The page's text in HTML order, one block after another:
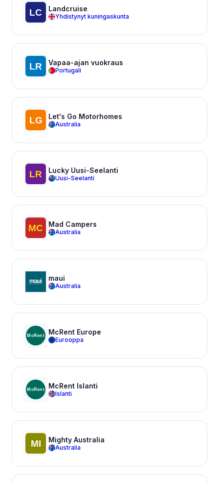
Landcruise
Yhdistynyt kuningaskunta
Vapaa-ajan vuokraus
Portugali
Let's Go Motorhomes
Australia
Lucky Uusi-Seelanti
Uusi-Seelanti
Mad Campers
Australia
maui
Australia
McRent Europe
Eurooppa
McRent Islanti
Islanti
Mighty Australia
Australia